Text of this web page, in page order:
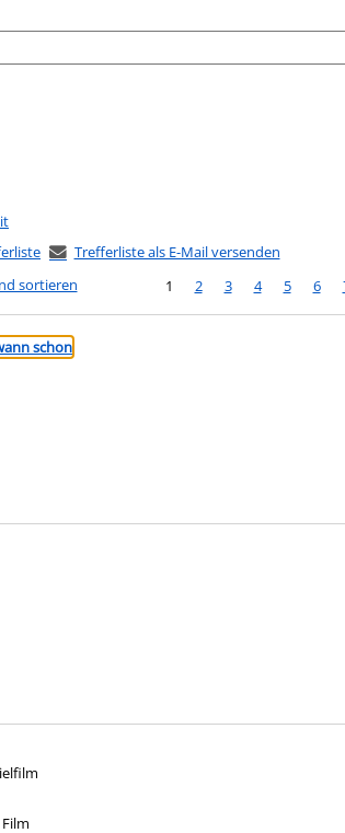
wollen.
Trefferliste als E-Mail versenden
sortieren 1 2 3 4 5 6
schon